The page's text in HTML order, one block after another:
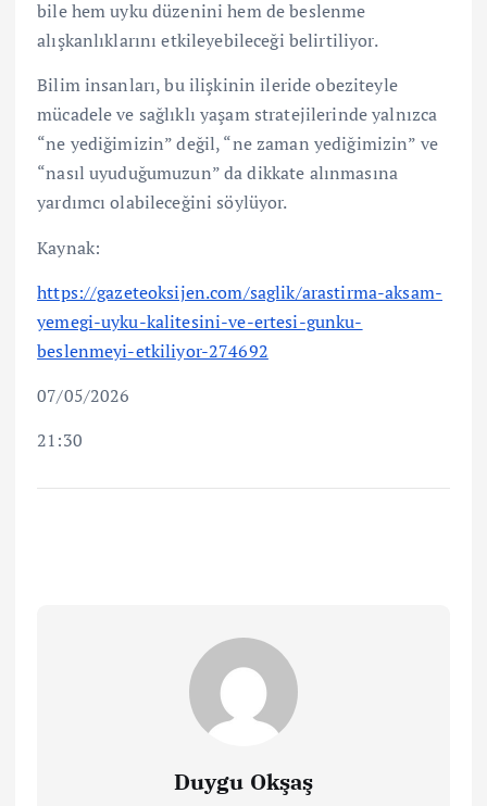
bile hem uyku düzenini hem de beslenme
alışkanlıklarını etkileyebileceği belirtiliyor.
Bilim insanları, bu ilişkinin ileride obeziteyle
mücadele ve sağlıklı yaşam stratejilerinde yalnızca
“ne yediğimizin” değil, “ne zaman yediğimizin” ve
“nasıl uyuduğumuzun” da dikkate alınmasına
yardımcı olabileceğini söylüyor.
Kaynak:
https://gazeteoksijen.com/saglik/arastirma-aksam-
yemegi-uyku-kalitesini-ve-ertesi-gunku-
beslenmeyi-etkiliyor-274692
07/05/2026
21:30
Duygu Okşaş